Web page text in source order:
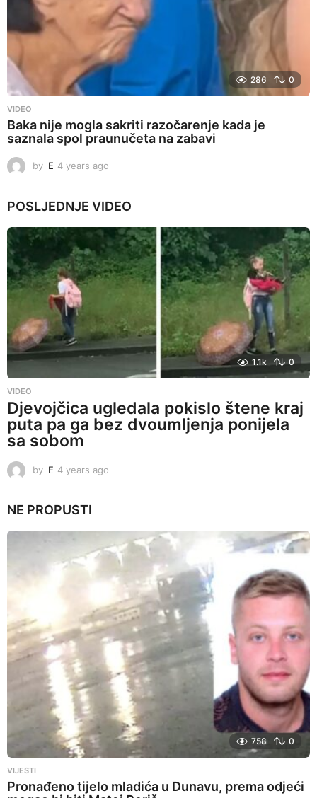
286 0
VIDEO
Baka nije mogla sakriti razočarenje kada je
saznala spol praunučeta na zabavi
by E 4 years ago
a
a
g
o
POSLJEDNJE VIDEO
1.1k 0
VIDEO
Djevojčica ugledala pokislo štene kraj
puta pa ga bez dvoumljenja ponijela
sa sobom
by E 4 years ago
a
o
NE PROPUSTI
758 0
VIJESTI
Pronađeno tijelo mladića u Dunavu, prema odjeći